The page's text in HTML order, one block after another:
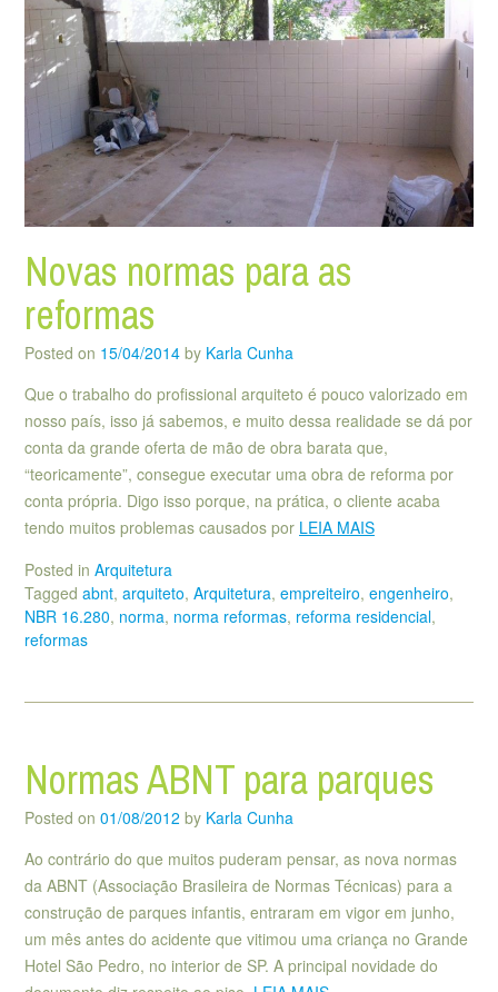
Novas normas para as
reformas
Posted on 15/04/2014 by Karla Cunha
Que o trabalho do profissional arquiteto é pouco valorizado em
nosso país, isso já sabemos, e muito dessa realidade se dá por
conta da grande oferta de mão de obra barata que,
“teoricamente”, consegue executar uma obra de reforma por
conta própria. Digo isso porque, na prática, o cliente acaba
tendo muitos problemas causados por LEIA MAIS
Posted in Arquitetura
Tagged abnt, arquiteto, Arquitetura, empreiteiro, engenheiro,
NBR 16.280, norma, norma reformas, reforma residencial,
reformas
Normas ABNT para parques
Posted on 01/08/2012 by Karla Cunha
Ao contrário do que muitos puderam pensar, as nova normas
da ABNT (Associação Brasileira de Normas Técnicas) para a
construção de parques infantis, entraram em vigor em junho,
um mês antes do acidente que vitimou uma criança no Grande
Hotel São Pedro, no interior de SP. A principal novidade do